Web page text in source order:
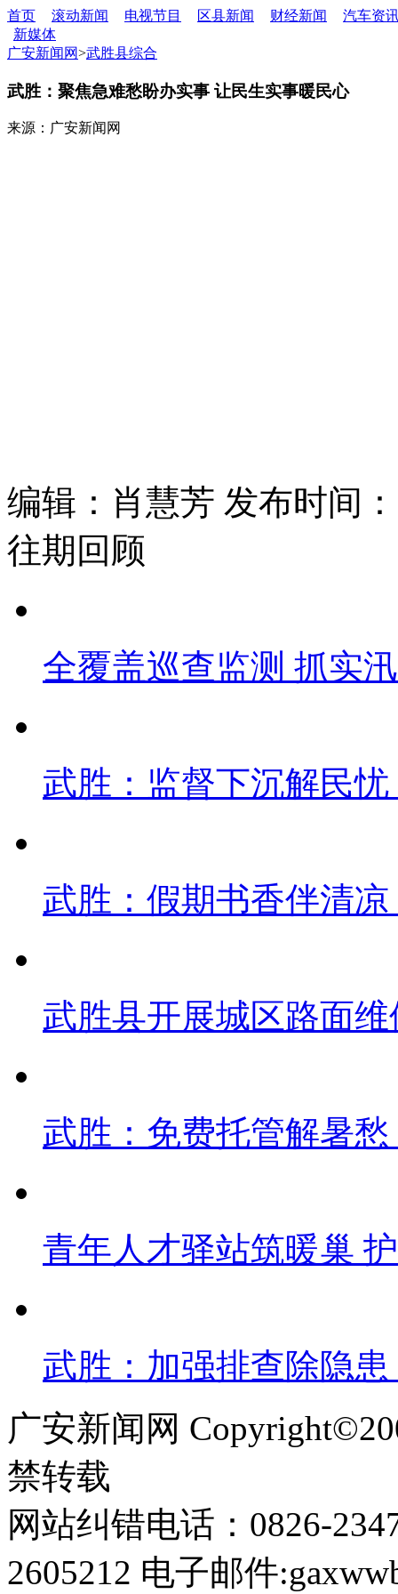
首页 滚动新闻 电视节目 区县新闻 财经新闻
汽车资
新媒体
广安新闻网>武胜县综合
武胜：聚焦急难愁盼办实事 让民生实事暖民心
来源：广安新闻网
编辑：肖慧芳 发布时间
往期回顾
全覆盖巡查监测 抓实
武胜：监督下沉解民
武胜：假期书香伴清
武胜县开展城区路面
武胜：免费托管解暑
青年人才驿站筑暖巢
武胜：加强排查除隐
广安新闻网
禁转载
网站纠错电话：0826-
2605212 电子邮件